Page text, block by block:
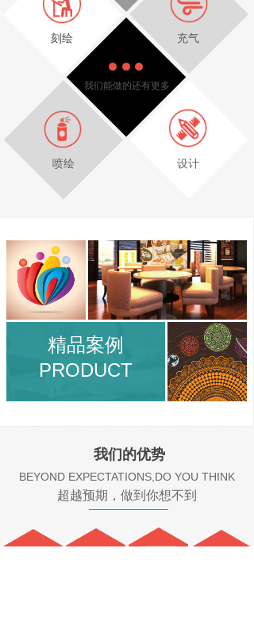
刻绘 充气
我们能做的还有更多
喷绘 设计
精品案例
PRODUCT
我们的优势
BEYOND EXPECTATIONS,DO YOU THINK
超越预期，做到你想不到